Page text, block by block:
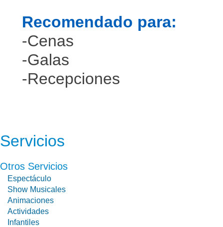
Recomendado para:
-Cenas
-Galas
-Recepciones
Servicios
Otros Servicios
Espectáculo
Show Musicales
Animaciones
Actividades
Infantiles